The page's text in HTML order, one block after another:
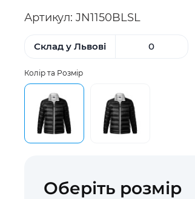
Артикул: JN1150BLSL
Склад у Львові 0
Колір та Розмір
Оберіть розмір